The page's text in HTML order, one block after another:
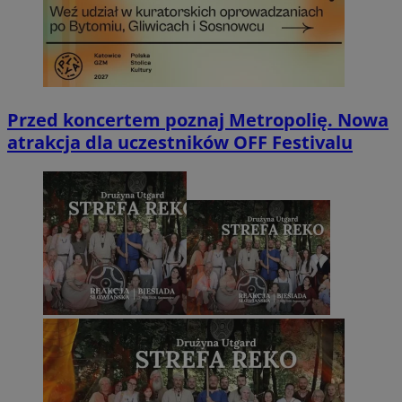
Przed koncertem poznaj Metropolię. Nowa
atrakcja dla uczestników OFF Festivalu